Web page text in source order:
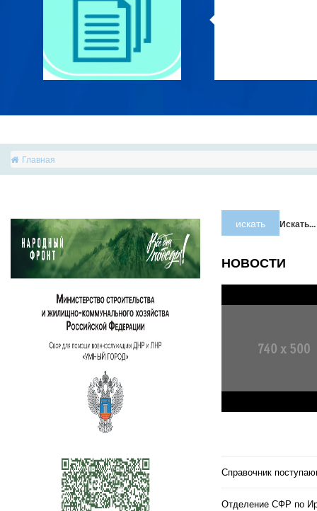
Главная
искать Искать...
НОВОСТИ
Справочник
Отделение СФР по